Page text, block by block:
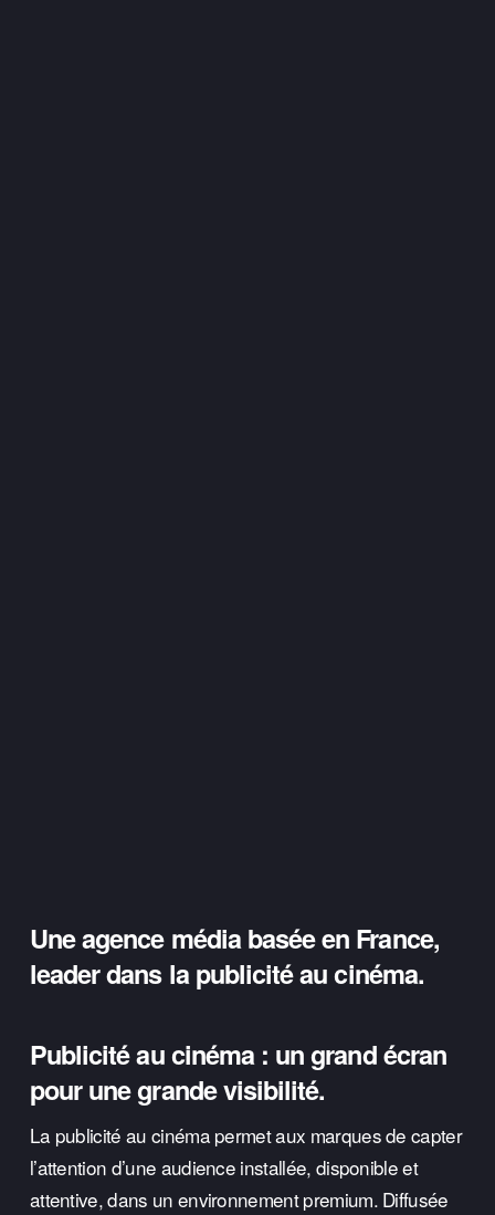
Une agence média basée en France,
leader dans la publicité au cinéma.
Publicité au cinéma : un grand écran
pour une grande visibilité.
La publicité au cinéma permet aux marques de capter
l’attention d’une audience installée, disponible et
attentive, dans un environnement premium. Diffusée